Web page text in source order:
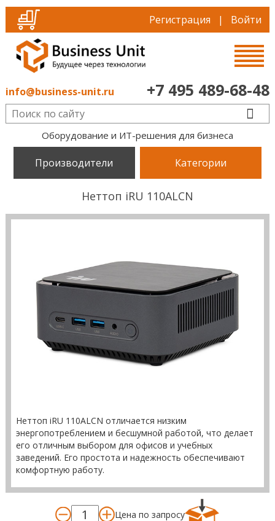
Регистрация | Войти
info@business-unit.ru +7 495 489-68-48
Оборудование и ИТ-решения для бизнеса
Производители Категории
Неттоп iRU 110ALCN
Неттоп iRU 110ALCN отличается низким
энергопотреблением и бесшумной работой, что делает
его отличным выбором для офисов и учебных
заведений. Его простота и надежность обеспечивают
комфортную работу.
Цена по запросу